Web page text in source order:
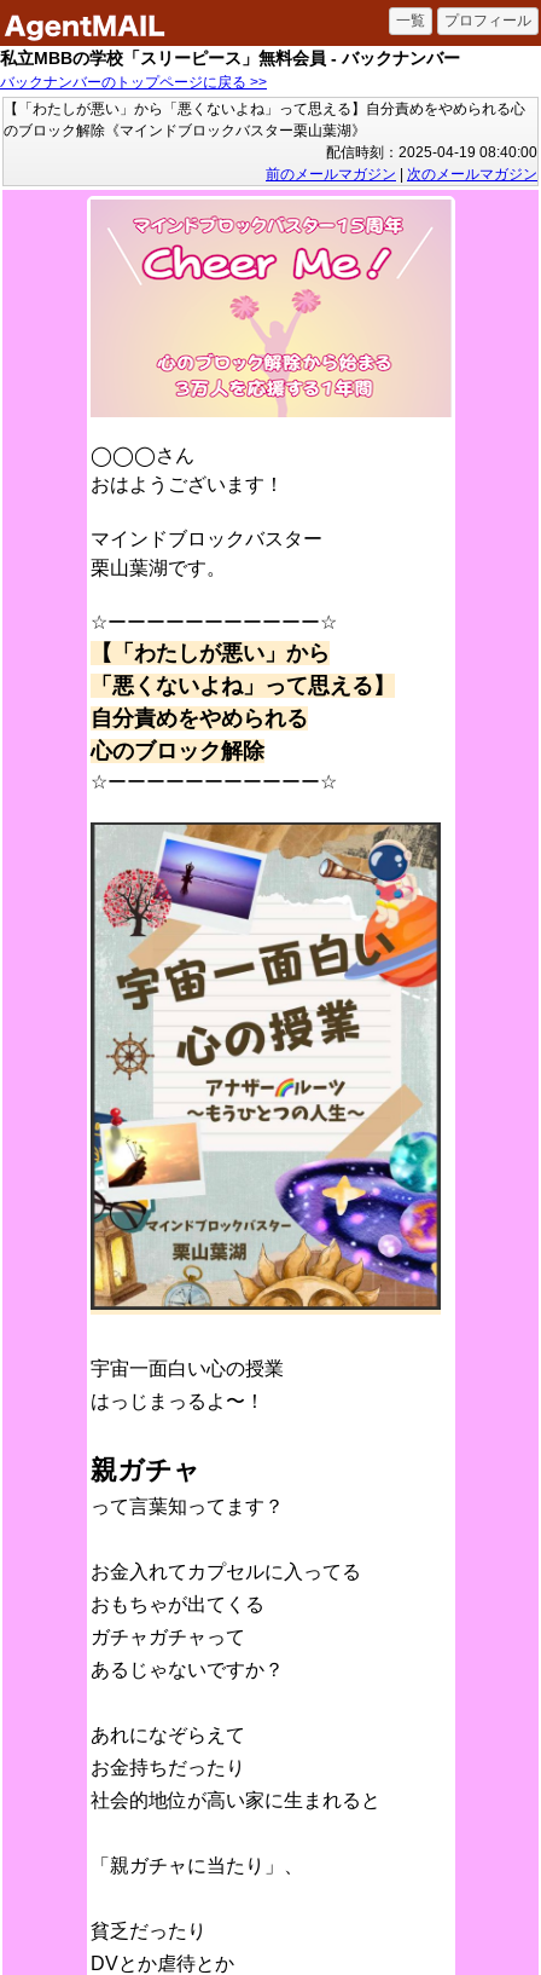
私立MBBの学校「スリーピース」無料会員 - バックナンバー
バックナンバーのトップページに戻る >>
【「わたしが悪い」から「悪くないよね」って思える】自分責めをやめられる心
のブロック解除《マインドブロックバスター栗山葉湖》
配信時刻：2025-04-19 08:40:00
前のメールマガジン
次のメールマガジン
◯◯◯さん
おはようございます！
マインドブロックバスター
栗山葉湖です。
☆ーーーーーーーーーーー☆
【「わたしが悪い」から
「悪くないよね」って思える】
自分責めをやめられる
心のブロック解除
☆ーーーーーーーーーーー☆
宇宙一面白い心の授業
はっじまっるよ〜！
親ガチャ
って言葉知ってます？
お金入れてカプセルに入ってる
おもちゃが出てくる
ガチャガチャって
あるじゃないですか？
あれになぞらえて
お金持ちだったり
社会的地位が高い家に生まれると
「親ガチャに当たり」、
貧乏だったり
DVとか虐待とか